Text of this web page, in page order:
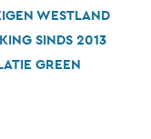
WESTLAND
SINDS 2013
GREEN